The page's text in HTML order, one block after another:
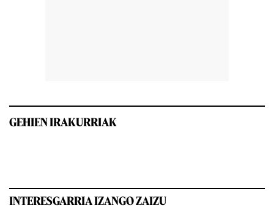
GEHIEN IRAKURRIAK
INTERESGARRIA IZANGO ZAIZU